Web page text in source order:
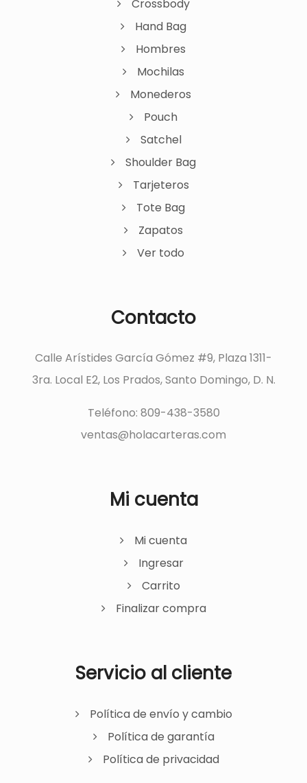
Crossbody
Hand Bag
Hombres
Mochilas
Monederos
Pouch
Satchel
Shoulder Bag
Tarjeteros
Tote Bag
Zapatos
Ver todo
Contacto
Calle Arístides García Gómez #9, Plaza 1311-
3ra. Local E2, Los Prados, Santo Domingo, D. N.
Teléfono: 809-438-3580
ventas@holacarteras.com
Mi cuenta
Mi cuenta
Ingresar
Carrito
Finalizar compra
Servicio al cliente
Política de envío y cambio
Política de garantía
Política de privacidad